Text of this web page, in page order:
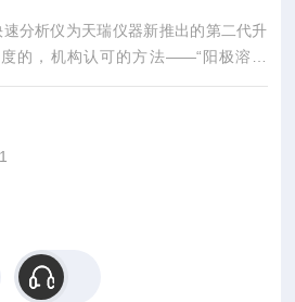
分析仪为天瑞仪器新推出的第二代升
的，机构认可的方法——“阳极溶出
，国家标准方法——“光度比色法"。